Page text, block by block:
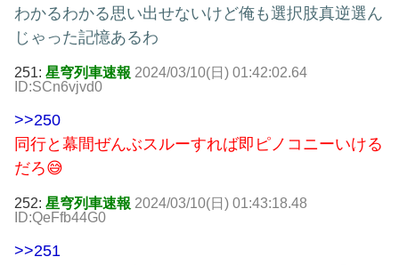
わかるわかる思い出せないけど俺も選択肢真逆選ん
じゃった記憶あるわ
251: 星穹列車速報 2024/03/10(日) 01:42:02.64
ID:SCn6vjvd0
>>250
同行と幕間ぜんぶスルーすれば即ピノコニーいける
だろ😅
252: 星穹列車速報 2024/03/10(日) 01:43:18.48
ID:QeFfb44G0
>>251